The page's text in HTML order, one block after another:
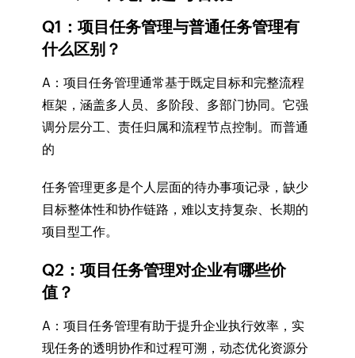
Q1：项目任务管理与普通任务管理有
什么区别？
A：项目任务管理通常基于既定目标和完整流程
框架，涵盖多人员、多阶段、多部门协同。它强
调分层分工、责任归属和流程节点控制。而普通
的
任务管理更多是个人层面的待办事项记录，缺少
目标整体性和协作链路，难以支持复杂、长期的
项目型工作。
Q2：项目任务管理对企业有哪些价
值？
A：项目任务管理有助于提升企业执行效率，实
现任务的透明协作和过程可溯，动态优化资源分